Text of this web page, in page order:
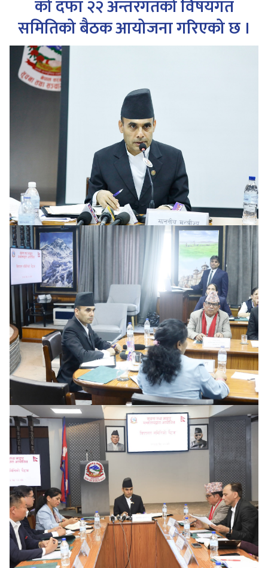
को दफा २२ अन्तरगतको विषयगत
समितिको बैठक आयोजना गरिएको छ ।